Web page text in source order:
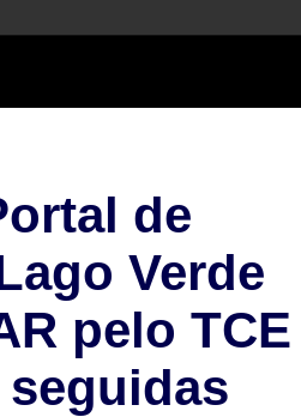
de
Verde
pelo TCE